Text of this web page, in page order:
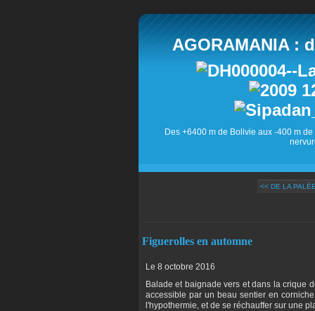
AGORAMANIA :
Des +6400 m de Bolivie aux -400 m
<< DE LA
Figuerolles en automne
Le 8 octobre 2016
Balade et baignade vers et dans la crique
accessible par un beau sentier en
l'hypothermie, et de se réchauffer sur une